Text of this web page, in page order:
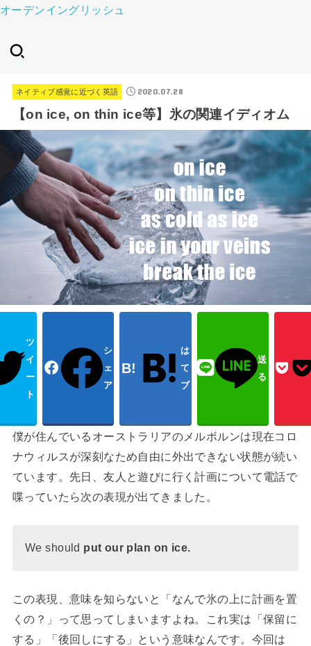
オーデンイングリッシュ
ネイティブ感覚に近づく英語 2020.07.28
【on ice, on thin ice等】氷の関連イディオム
ツ
イ
ー
ト
シ
ェ
ア
は
て
ブ
送
る
僕が住んでいるオーストラリアのメルボルンは現在コロ
ナウィルスが深刻なため自由に外出できない状態が続い
ています。先日、友人と遊びに行く計画について電話で
喋っていたら次の表現が出てきました。
We should put our plan on ice.
この表現、意味を知らないと「なんで氷の上に計画を置
くの？」って思ってしまいますよね。これ実は「保留に
する」「後回しにする」という意味なんです。今回は